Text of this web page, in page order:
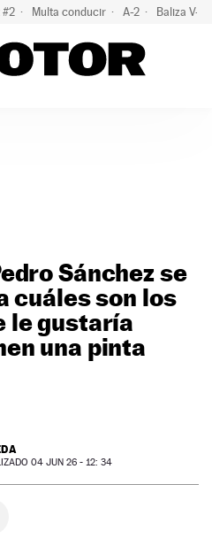
#2 Multa conducir A-2 Baliza V-
Sánchez se
cuáles son los
le gustaría
una pinta
04 JUN 26 - 12: 34